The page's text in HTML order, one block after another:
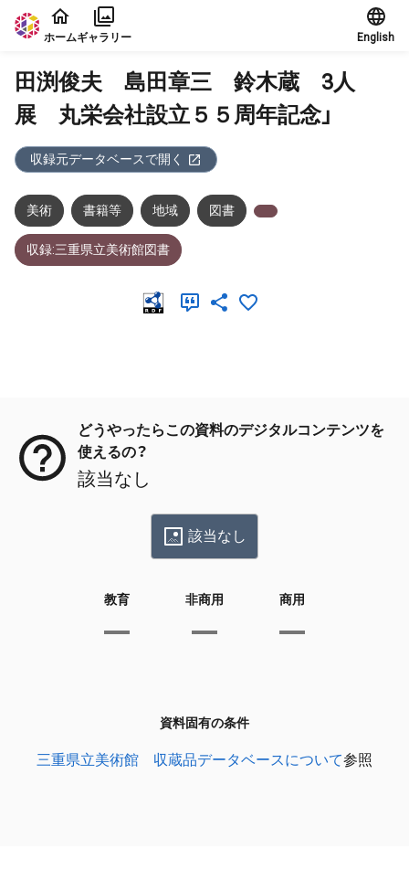
本文に飛ぶ
ホームギャラリー English
田渕俊夫 島田章三 鈴木蔵 3人
展 丸栄会社設立５５周年記念」
収録元データベースで開く
美術 書籍等 地域 図書
収録:三重県立美術館図書
どうやったらこの資料のデジタルコンテンツを
使えるの？
該当なし
該当なし
教育 非商用 商用
資料固有の条件
三重県立美術館 収蔵品データベースについて参照